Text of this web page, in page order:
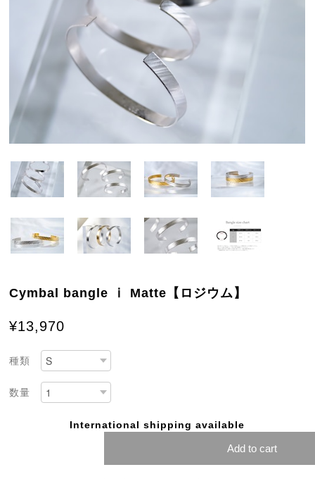
Cymbal bangle ⅰ Matte【ロジウム】
¥13,970
種類
数量
International shipping available
Add to cart